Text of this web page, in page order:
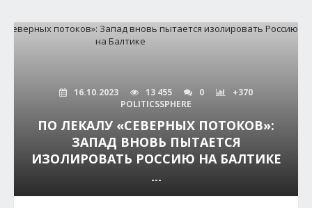
16.10.2023 13 455 0
+370
POLITICSSPHERE
ПО ЛЕКАЛУ «СЕВЕРНЫХ ПОТОКОВ»:
ЗАПАД ВНОВЬ ПЫТАЕТСЯ
ИЗОЛИРОВАТЬ РОССИЮ НА БАЛТИКЕ
---